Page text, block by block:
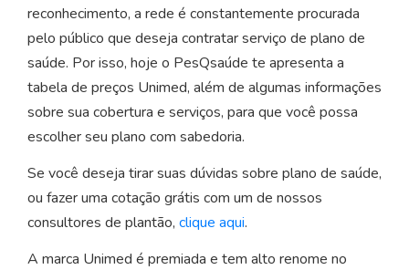
reconhecimento, a rede é constantemente procurada
pelo público que deseja contratar serviço de plano de
saúde. Por isso, hoje o PesQsaúde te apresenta a
tabela de preços Unimed, além de algumas informações
sobre sua cobertura e serviços, para que você possa
escolher seu plano com sabedoria.
Se você deseja tirar suas dúvidas sobre plano de saúde,
ou fazer uma cotação grátis com um de nossos
consultores de plantão, clique aqui.
A marca Unimed é premiada e tem alto renome no